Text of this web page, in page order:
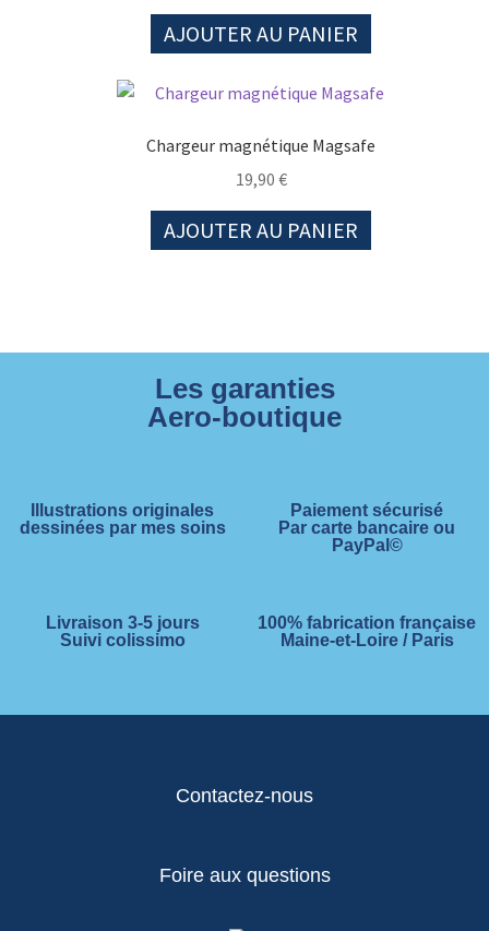
AJOUTER AU PANIER
Chargeur magnétique Magsafe
19,90 €
AJOUTER AU PANIER
Les garanties
Aero-boutique
Illustrations originales
dessinées par mes soins
Paiement sécurisé
Par carte bancaire ou
PayPal©
Livraison 3-5 jours
Suivi colissimo
100% fabrication française
Maine-et-Loire / Paris
Contactez-nous
Foire aux questions